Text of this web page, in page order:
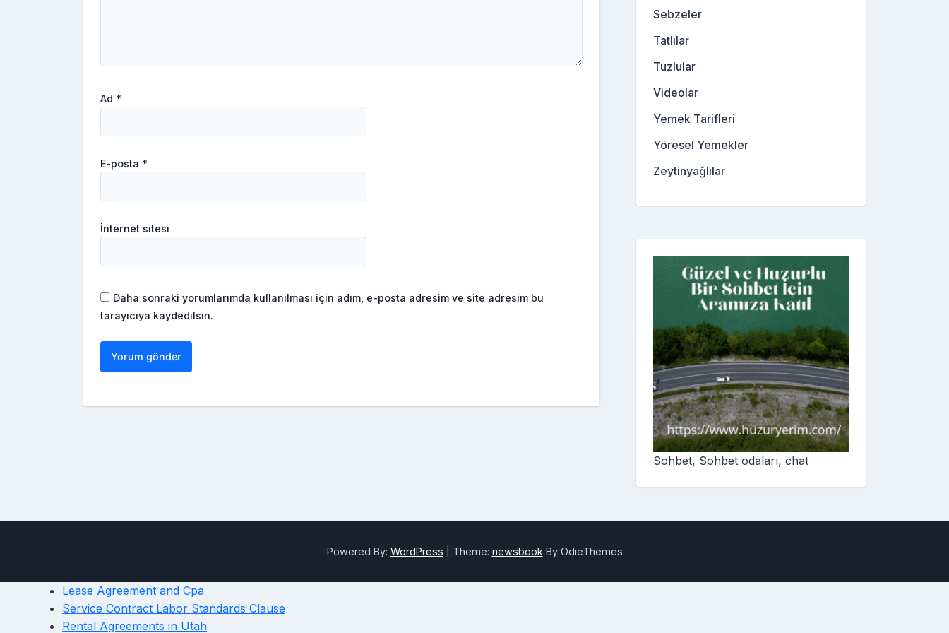
Ad *
E-posta *
İnternet sitesi
Daha sonraki yorumlarımda kullanılması için adım, e-posta adresim ve site adresim bu
tarayıcıya kaydedilsin.
Sebzeler
Tatlılar
Tuzlular
Videolar
Yemek Tarifleri
Yöresel Yemekler
Zeytinyağlılar
Sohbet, Sohbet odaları, chat
Powered By: WordPress Theme: newsbook By OdieThemes
Lease Agreement and Cpa
Service Contract Labor Standards Clause
Rental Agreements in Utah